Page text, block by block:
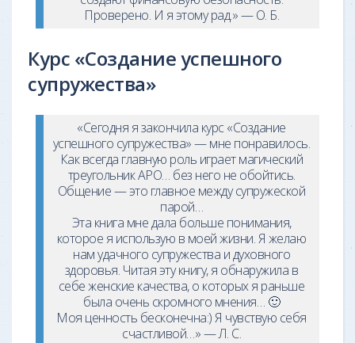
Проверено. И я этому рад.» — О. Б.
Курс «Создание успешного
супружества»
«Сегодня я закончила курс «Создание
успешного супружества» — мне понравилось.
Как всегда главную роль играет магический
треугольник АРО… без него не обойтись.
Общение — это главное между супружеской
парой…
Эта книга мне дала больше понимания,
которое я использую в моей жизни. Я желаю
нам удачного супружества и духовного
здоровья. Читая эту книгу, я обнаружила в
себе женские качества, о которых я раньше
была очень скромного мнения… 🙂
Моя ценность бесконечна:) Я чувствую себя
счастливой…» — Л. С.